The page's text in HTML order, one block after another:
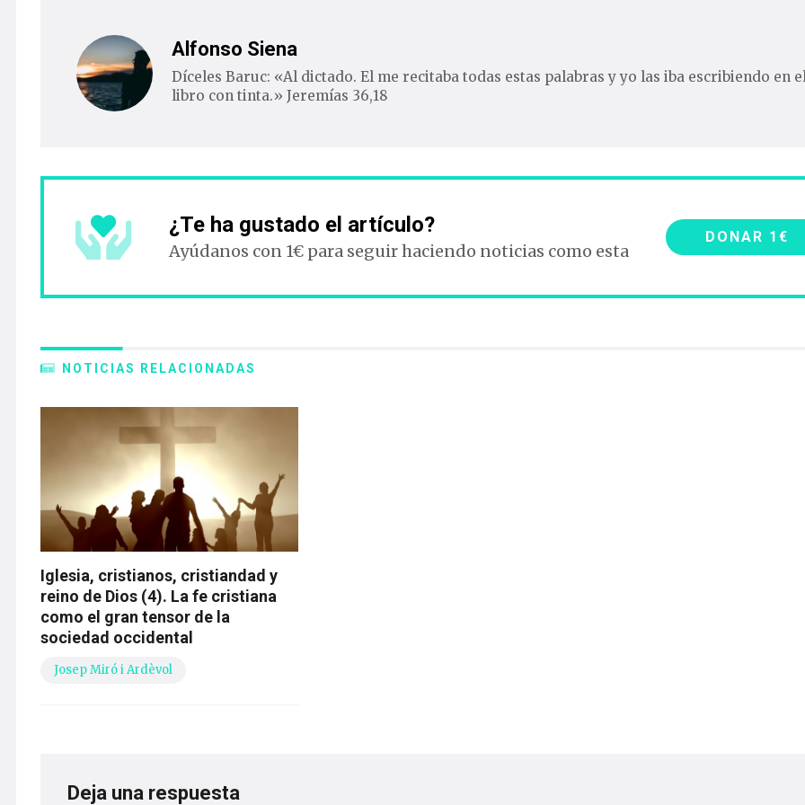
Alfonso Siena
Díceles Baruc: «Al dictado. El me recitaba todas estas palabras y yo las iba escribiendo en
libro con tinta.» Jeremías 36,18
¿Te ha gustado el artículo?
Ayúdanos con 1€ para seguir haciendo noticias como esta
DONAR 1€
NOTICIAS RELACIONADAS
Iglesia, cristianos, cristiandad y
reino de Dios (4). La fe cristiana
como el gran tensor de la
sociedad occidental
Josep Miró i Ardèvol
Deja una respuesta